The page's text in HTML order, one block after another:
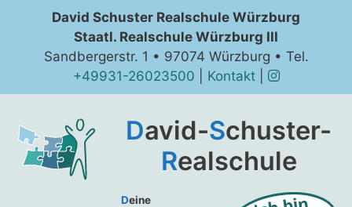
springen
David Schuster Realschule Würzburg
Staatl. Realschule Würzburg III
Sandbergerstr. 1 • 97074 Würzburg • Tel.
+49931-26023500
Kontakt|
David-Schuster-
Realschule
Deine